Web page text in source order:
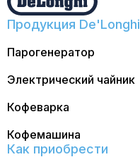
Продукция De'Longhi
Парогенератор
Электрический чайник
Кофеварка
Кофемашина
Как приобрести